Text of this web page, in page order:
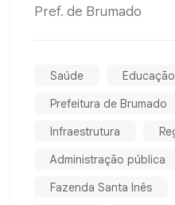
Pref. de Brumado
Saúde Educação
Prefeitura de Brumado
Infraestrutura
Administração pública
Fazenda Santa Inês